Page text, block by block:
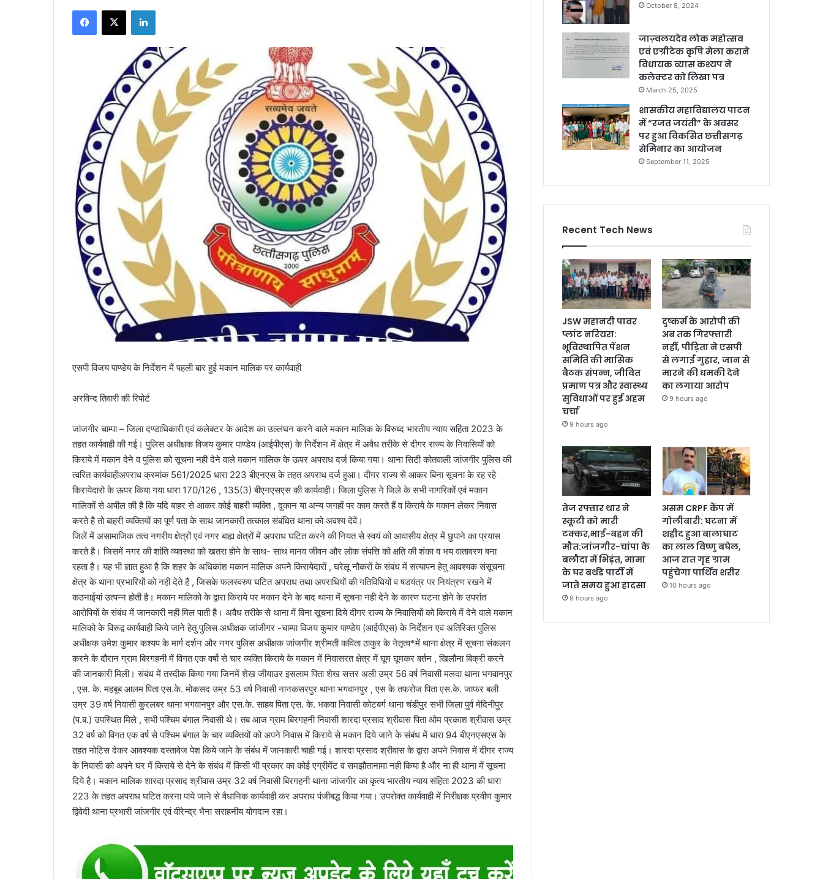
Facebook
X LinkedIn
एसपी विजय पाण्डेय के निर्देशन में पहली बार हुई मकान मालिक पर कार्यवाही
अरविन्द तिवारी की रिपोर्ट
जांजगीर चाम्पा – जिला दण्डाधिकारी एवं कलेक्टर के आदेश का उल्लंघन करने वाले मकान मालिक के विरुध्द भारतीय न्याय सहिंता 2023 के
तहत कार्यवाही की गई। पुलिस अधीक्षक विजय कुमार पाण्डेय (आईपीएस) के निर्देशन में क्षेत्र में अवैध तरीके से दीगर राज्य के निवासियों को
किराये में मकान देने व पुलिस को सूचना नही देने वाले मकान मालिक के ऊपर अपराध दर्ज किया गया। थाना सिटी कोतवाली जांजगीर पुलिस की
त्वरित कार्यवाहीअपराध क्रमांक 561/2025 धारा 223 बीएनएस के तहत अपराध दर्ज हुआ। दीगर राज्य से आकर बिना सूचना के रह रहे
किरायेदारो के ऊपर किया गया धारा 170/126 , 135(3) बीएनएसएस की कार्यवाही। जिला पुलिस ने जिले के सभी नागरिकों एवं मकान
मालिकों से अपील की है कि यदि बाहर से आकर कोई बाहरी व्यक्ति , दुकान या अन्य जगहों पर काम करते हैं व किराये के मकान लेकर निवास
करते है तो बाहरी व्यक्तियों का पूर्ण पता के साथ जानकारी तत्काल संबंधित थाना को अवश्य देवें।
जिलें में असामाजिक तत्व नगरीय क्षेत्रों एवं नगर बाह्य क्षेत्रों में अपराध घटित करने की नियत से स्वयं को आवासीय क्षेत्र में छुपाने का प्रयास
करते है। जिसमें नगर की शांति व्यवस्था को खतरा होने के साथ- साथ मानव जीवन और लोक संपत्ति को क्षति की शंका व भय वातावरण बना
रहता है। यह भी ज्ञात हुआ है कि शहर के अधिकांश मकान मालिक अपने किरायेदारों , घरेलू नौकरों के संबंध में सत्यापन हेतु आवश्यक संसूचना
क्षेत्र के थाना प्रभारियों को नही देते हैं , जिसके फलस्वरुप घटित अपराध तथा अपराधियों की गतिविधियों व षडयंत्र पर नियंत्रण रखने में
कठनाईयां उत्पन्न होती है। मकान मालिको के द्वारा किराये पर मकान देने के बाद थाना में सूचना नही देने के कारण घटना होने के उपरांत
आरोपियों के संबंध में जानकारी नही मिल पाती है। अवैध तरीके से थाना में बिना सूचना दिये दीगर राज्य के निवासियों को किराये में देने वाले मकान
मालिको के विरूद्व कार्यवाही किये जाने हेतु पुलिस अधीक्षक जांजीगर -चाम्पा विजय कुमार पाण्डेय (आईपीएस) के निर्देशन एवं अतिरिक्त पुलिस
अधीक्षक उमेश कुमार कश्यप के मार्ग दर्शन और नगर पुलिस अधीक्षक जांजगीर श्रीमती कविता ठाकुर के नेतृत्व*में थाना क्षेत्र में सूचना संकलन
करने के दौरान ग्राम बिरगहनी में विगत एक वर्षो से चार व्यक्ति किराये के मकान में निवासरत क्षेत्र में घूम घूमकर बर्तन , खिलौना बिक्री करने
की जानकारी मिली। संबंध में तस्दीक किया गया जिनमें शेख जीयाउर इसलाम पिता शेख सत्तर अली उम्र 56 वर्ष निवासी मलदा थाना भगवानपुर
, एस. के. महबूब आलम पिता एस.के. मोकसद उम्र 53 वर्ष निवासी नानकसरपुर थाना भगवानपुर , एस के तफरोज पिता एस.के. जाफर बली
उम्र 39 वर्ष निवासी कुरलबर थाना भगवानपुर और एस.के. साहब पिता एस. के. भकवा निवासी कोटबर्ग थाना चंडीपुर सभी जिला पुर्व मेदिनीपुर
(प.ब.) उपस्थित मिले , सभी पश्चिम बंगाल निवासी थे। तब आज ग्राम बिरगहनी निवासी शारदा प्रसाद श्रीवास पिता ओम प्रकाश श्रीवास उम्र
32 वर्ष को विगत एक वर्ष से पश्चिम बंगाल के चार व्यक्तियों को अपने निवास में किराये से मकान दिये जाने के संबंध में धारा 94 बीएनएसएस के
तहत नोटिस देकर आवश्यक दस्तावेज पेश किये जाने के संबंध में जानकारी चाही गई। शारदा प्रसाद श्रीवास के द्वारा अपने निवास में दीगर राज्य
के निवासी को अपने घर में किराये से देने के संबंध में किसी भी प्रकार का कोई एग्रीमेंट व समझौतानामा नही किया है और ना ही थाना में सूचना
दिये है। मकान मालिक शारदा प्रसाद श्रीवास उम्र 32 वर्ष निवासी बिरगहनी थाना जांजगीर का कृत्य भारतीय न्याय संहिता 2023 की धारा
223 के तहत अपराध घटित करना पाये जाने से वैधानिक कार्यवाही कर अपराध पंजीबद्ध किया गया। उपरोक्त कार्यवाही में निरीक्षक प्रवीण कुमार
द्विवेदी थाना प्रभारी जांजगीर एवं वीरेन्द्र भैना सराहनीय योगदान रहा।
October 8, 2024
जाज़्वलयदेव लोक महोत्सव
एवं एग्रीटेक कृषि मेला कराने
विधायक व्यास कश्यप ने
कलेक्टर को लिखा पत्र
March 25, 2025
शासकीय महाविद्यालय पाटन
में “रजत जयंती” के अवसर
पर हुआ विकसित छत्तीसगढ़
सेमिनार का आयोजन
September 11, 2025
Recent Tech News
JSW महानदी पावर
प्लांट नरियरा:
भूविस्थापित पेंशन
समिति की मासिक
बैठक संपन्न, जीवित
प्रमाण पत्र और स्वास्थ्य
सुविधाओं पर हुई अहम
चर्चा
9 hours ago
दुष्कर्म के आरोपी की
अब तक गिरफ्तारी
नहीं, पीड़िता ने एसपी
से लगाई गुहार, जान से
मारने की धमकी देने
का लगाया आरोप
9 hours ago
तेज रफ्तार थार ने
स्कूटी को मारी
टक्कर,भाई-बहन की
मौत:जांजगीर-चांपा के
बलौदा में भिड़ंत, मामा
के घर बर्थडे पार्टी में
जाते समय हुआ हादसा
9 hours ago
असम CRPF कैंप में
गोलीबारी: घटना में
शहीद हुआ बालाघाट
का लाल विष्णु बघेल,
आज रात गृह ग्राम
पहुंचेगा पार्थिव शरीर
10 hours ago